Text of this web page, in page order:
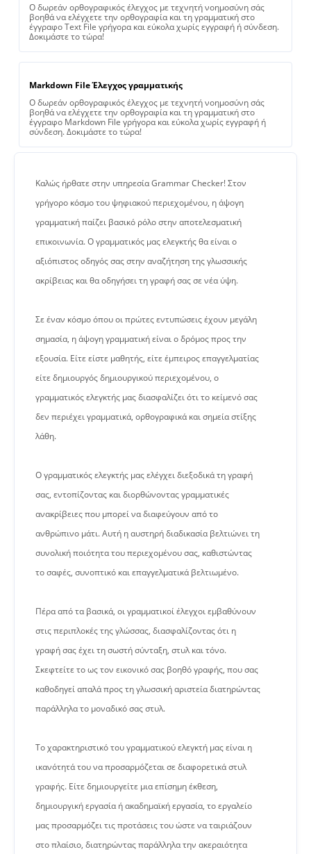
Ο δωρεάν ορθογραφικός έλεγχος με τεχνητή νοημοσύνη σάς
βοηθά να ελέγχετε την ορθογραφία και τη γραμματική στο
έγγραφο Text File γρήγορα και εύκολα χωρίς εγγραφή ή σύνδεση.
Δοκιμάστε το τώρα!
Markdown File Έλεγχος γραμματικής
Ο δωρεάν ορθογραφικός έλεγχος με τεχνητή νοημοσύνη σάς
βοηθά να ελέγχετε την ορθογραφία και τη γραμματική στο
έγγραφο Markdown File γρήγορα και εύκολα χωρίς εγγραφή ή
σύνδεση. Δοκιμάστε το τώρα!
Καλώς ήρθατε στην υπηρεσία Grammar Checker! Στον
γρήγορο κόσμο του ψηφιακού περιεχομένου, η άψογη
γραμματική παίζει βασικό ρόλο στην αποτελεσματική
επικοινωνία. Ο γραμματικός μας ελεγκτής θα είναι ο
αξιόπιστος οδηγός σας στην αναζήτηση της γλωσσικής
ακρίβειας και θα οδηγήσει τη γραφή σας σε νέα ύψη.
Σε έναν κόσμο όπου οι πρώτες εντυπώσεις έχουν μεγάλη
σημασία, η άψογη γραμματική είναι ο δρόμος προς την
εξουσία. Είτε είστε μαθητής, είτε έμπειρος επαγγελματίας
είτε δημιουργός δημιουργικού περιεχομένου, ο
γραμματικός ελεγκτής μας διασφαλίζει ότι το κείμενό σας
δεν περιέχει γραμματικά, ορθογραφικά και σημεία στίξης
λάθη.
Ο γραμματικός ελεγκτής μας ελέγχει διεξοδικά τη γραφή
σας, εντοπίζοντας και διορθώνοντας γραμματικές
ανακρίβειες που μπορεί να διαφεύγουν από το
ανθρώπινο μάτι. Αυτή η αυστηρή διαδικασία βελτιώνει τη
συνολική ποιότητα του περιεχομένου σας, καθιστώντας
το σαφές, συνοπτικό και επαγγελματικά βελτιωμένο.
Πέρα από τα βασικά, οι γραμματικοί έλεγχοι εμβαθύνουν
στις περιπλοκές της γλώσσας, διασφαλίζοντας ότι η
γραφή σας έχει τη σωστή σύνταξη, στυλ και τόνο.
Σκεφτείτε το ως τον εικονικό σας βοηθό γραφής, που σας
καθοδηγεί απαλά προς τη γλωσσική αριστεία διατηρώντας
παράλληλα το μοναδικό σας στυλ.
Το χαρακτηριστικό του γραμματικού ελεγκτή μας είναι η
ικανότητά του να προσαρμόζεται σε διαφορετικά στυλ
γραφής. Είτε δημιουργείτε μια επίσημη έκθεση,
δημιουργική εργασία ή ακαδημαϊκή εργασία, το εργαλείο
μας προσαρμόζει τις προτάσεις του ώστε να ταιριάζουν
στο πλαίσιο, διατηρώντας παράλληλα την ακεραιότητα